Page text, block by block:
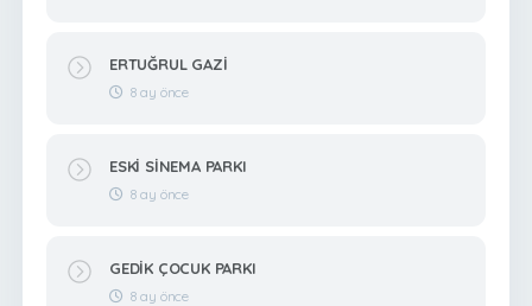
ERTUĞRUL GAZİ
8 ay önce
ESKİ SİNEMA PARKI
8 ay önce
GEDİK ÇOCUK PARKI
8 ay önce